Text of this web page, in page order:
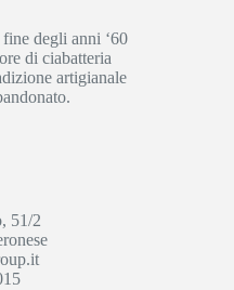
degli anni ‘60
di ciabatteria
artigianale
51/2